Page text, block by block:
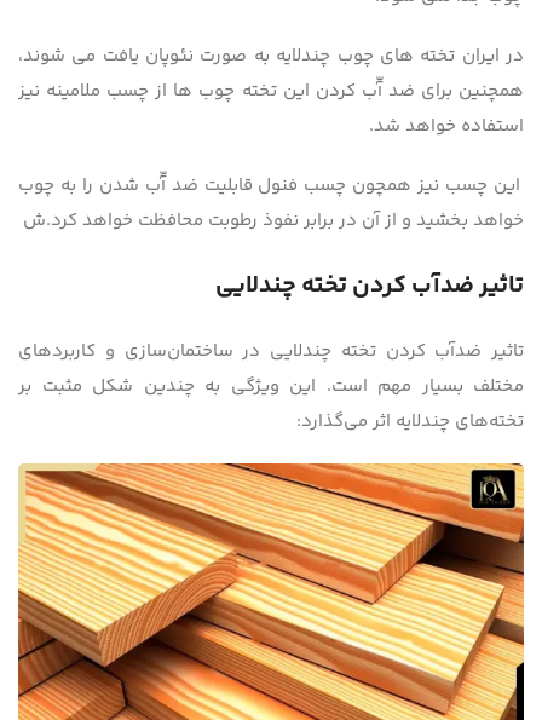
در ایران تخته های چوب چندلایه به صورت نئوپان یافت می شوند،
همچنین برای ضد آّب کردن این تخته چوب ها از چسب ملامینه نیز
استفاده خواهد شد.
این چسب نیز همچون چسب فنول قابلیت ضد آّب شدن را به چوب
خواهد بخشید و از آن در برابر نفوذ رطوبت محافظت خواهد کرد.ش
تاثیر ضدآب کردن تخته چندلایی
تاثیر ضدآب کردن تخته چندلایی در ساختمان‌سازی و کاربردهای
مختلف بسیار مهم است. این ویژگی به چندین شکل مثبت بر
تخته‌های چندلایه اثر می‌گذارد: